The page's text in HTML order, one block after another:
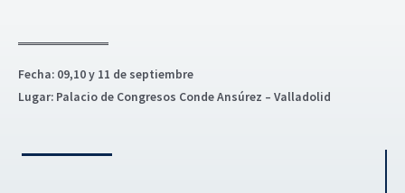
Fecha: 09,10 y 11 de septiembre
Lugar: Palacio de Congresos Conde Ansúrez – Valladolid